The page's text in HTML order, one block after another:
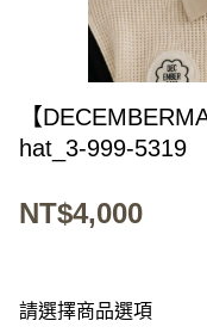
【
hat_3-999-5319
NT$4,000
請選擇商品選項